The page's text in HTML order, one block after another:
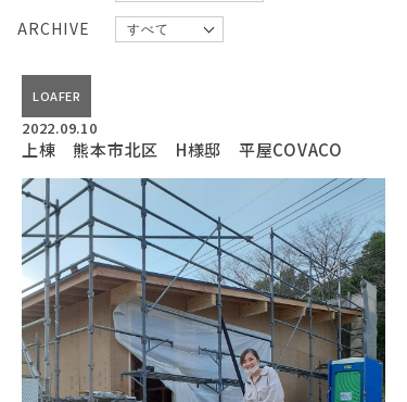
ARCHIVE
LOAFER
2022.09.10
上棟 熊本市北区 H様邸 平屋COVACO